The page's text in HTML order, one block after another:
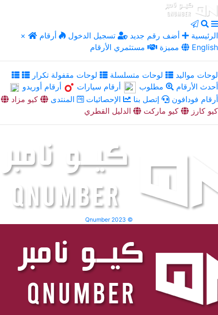
× الرئيسية أضف رقم جديد تسجيل الدخول
أرقام
مميزة
مستثمري الأرقام English
لوحات مواليد لوحات متسلسلة
لوحات مقفولة تكرار
أحدث الأرقام
مطلوب أرقام سيارات
أرقام أوريدو
أرقام فودافون
إتصل بنا الإحصائيات المنتدى
كيو مزاد
كيو كارز
كيو ماركت الدليل القطري
Qnumber 2023 ©